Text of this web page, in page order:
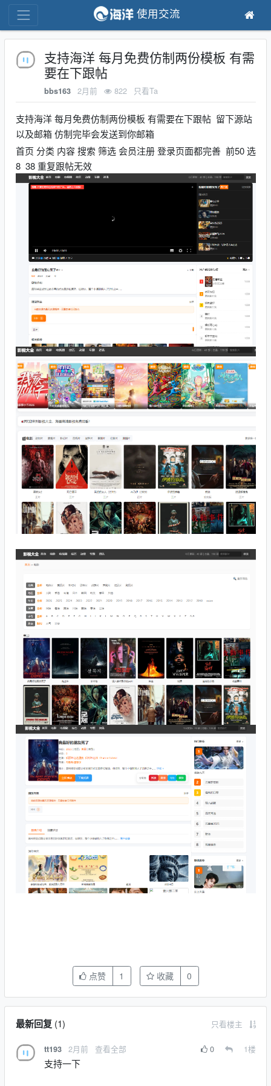
使用交流
支持海洋 每月免费仿制两份模板 有需
要在下跟帖
bbs163 2月前 822 只看Ta
支持海洋 每月免费仿制两份模板 有需要在下跟帖 留下源站
以及邮箱 仿制完毕会发送到你邮箱
首页 分类 内容 搜索 筛选 会员注册 登录页面都完善 前50 选
8 38 重复跟帖无效
点赞 1 收藏 0
最新回复(1) 只看楼主
tt193 2月前 查看全部 0 1楼
支持一下